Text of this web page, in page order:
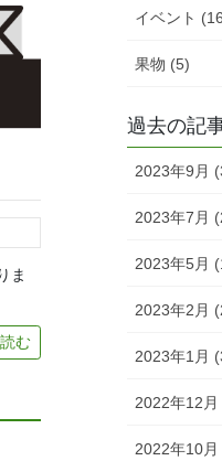
ま
む
イベント
果物 (5)
過去の記
2023年9月
2023年7月
2023年5月
2023年2月
2023年1月
2022年12月
2022年10月